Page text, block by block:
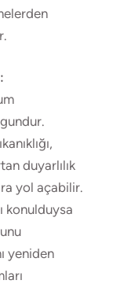
duyarlılık
yol açabilir.
konulduysa
yeniden